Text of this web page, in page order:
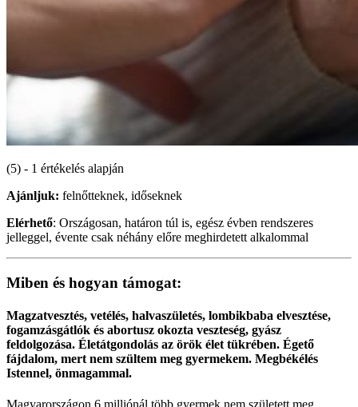
(5) - 1 értékelés alapján
Ajánljuk: felnőtteknek, időseknek
Elérhető: Országosan, határon túl is, egész évben rendszeres
jelleggel, évente csak néhány előre meghirdetett alkalommal
Miben és hogyan támogat:
Magzatvesztés, vetélés, halvaszületés, lombikbaba elvesztése,
fogamzásgátlók és abortusz okozta veszteség, gyász
feldolgozása. Életátgondolás az örök élet tükrében. Égető
fájdalom, mert nem szültem meg gyermekem. Megbékélés
Istennel, önmagammal.